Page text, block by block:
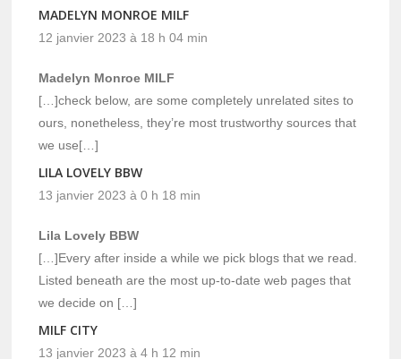
MADELYN MONROE MILF
12 janvier 2023 à 18 h 04 min
Madelyn Monroe MILF
[…]check below, are some completely unrelated sites to
ours, nonetheless, they’re most trustworthy sources that
we use[…]
LILA LOVELY BBW
13 janvier 2023 à 0 h 18 min
Lila Lovely BBW
[…]Every after inside a while we pick blogs that we read.
Listed beneath are the most up-to-date web pages that
we decide on […]
MILF CITY
13 janvier 2023 à 4 h 12 min